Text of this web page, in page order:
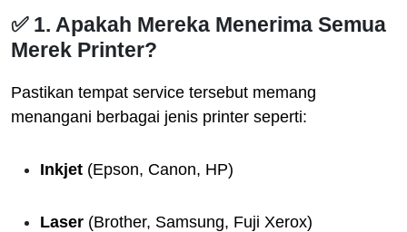
✅ 1. Apakah Mereka Menerima Semua
Merek Printer?
Pastikan tempat service tersebut memang
menangani berbagai jenis printer seperti:
Inkjet (Epson, Canon, HP)
Laser (Brother, Samsung, Fuji Xerox)